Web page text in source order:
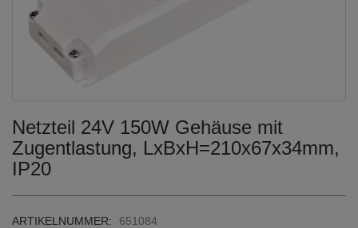
Netzteil 24V 150W Gehäuse mit
Zugentlastung, LxBxH=210x67x34mm,
IP20
ARTIKELNUMMER: 651084